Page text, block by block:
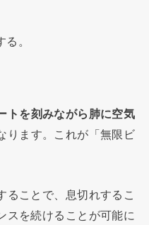
。
トを刻みながら肺に空気
ります。これが「無限ビ
ることで、息切れするこ
スを続けることが可能に